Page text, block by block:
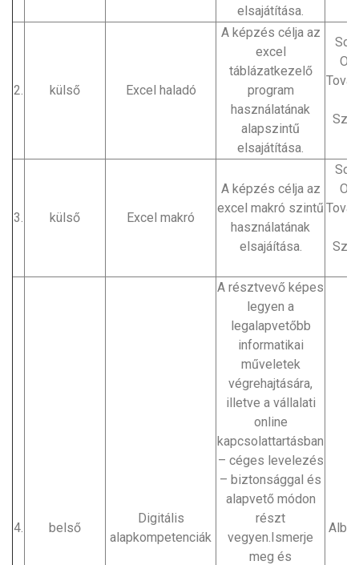
elsajátítása.
2. külső Excel haladó
A képzés célja az
excel
táblázatkezelő
program
használatának
alapszintű
elsajátítása.
3. külső Excel makró
A képzés célja az
excel makró szintű
használatának
elsajáítása.
4. belső
Digitális
alapkompetenciák
A résztvevő képes
legyen a
legalapvetőbb
informatikai
műveletek
végrehajtására,
illetve a vállalati
online
kapcsolattartásban
– céges levelezés
– biztonsággal és
alapvető módon
részt
vegyen.Ismerje
meg és